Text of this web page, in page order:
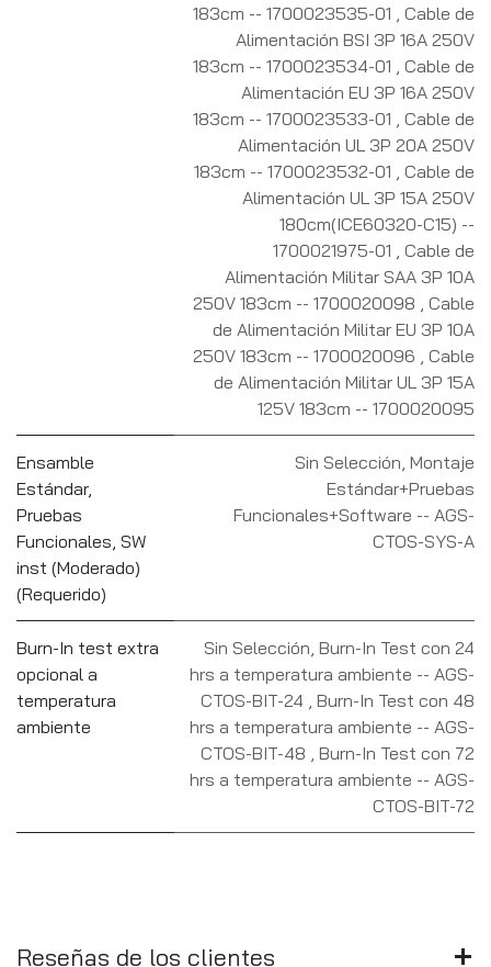
183cm -- 1700023535-01
Cable de
Alimentación BSI 3P 16A 250V
183cm -- 1700023534-01
Cable de
Alimentación EU 3P 16A 250V
183cm -- 1700023533-01
Cable de
Alimentación UL 3P 20A 250V
183cm -- 1700023532-01
Cable de
Alimentación UL 3P 15A 250V
180cm(ICE60320-C15) --
1700021975-01
Cable de
Alimentación Militar SAA 3P 10A
250V 183cm -- 1700020098
Cable
de Alimentación Militar EU 3P 10A
250V 183cm -- 1700020096
Cable
de Alimentación Militar UL 3P 15A
125V 183cm -- 1700020095
Ensamble
Estándar,
Pruebas
Funcionales, SW
inst (Moderado)
(Requerido)
Sin Selección Montaje
Estándar+Pruebas
Funcionales+Software -- AGS-
CTOS-SYS-A
Burn-In test extra
opcional a
temperatura
ambiente
Sin Selección Burn-In Test con 24
hrs a temperatura ambiente -- AGS-
CTOS-BIT-24
Burn-In Test con 48
hrs a temperatura ambiente -- AGS-
CTOS-BIT-48
Burn-In Test con 72
hrs a temperatura ambiente -- AGS-
CTOS-BIT-72
Reseñas de los clientes